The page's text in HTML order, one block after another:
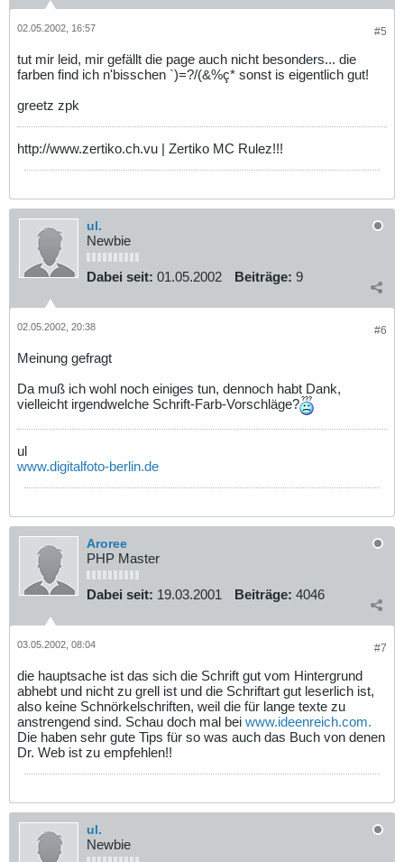
#5
02.05.2002, 16:57
tut mir leid, mir gefällt die page auch nicht besonders... die
farben find ich n'bisschen `)=?/(&%ç* sonst is eigentlich gut!
greetz zpk
http://www.zertiko.ch.vu | Zertiko MC Rulez!!!
ul.
Newbie
Dabei seit: 01.05.2002 Beiträge: 9
#6
02.05.2002, 20:38
Meinung gefragt
Da muß ich wohl noch einiges tun, dennoch habt Dank,
vielleicht irgendwelche Schrift-Farb-Vorschläge?
ul
www.digitalfoto-berlin.de
Aroree
PHP Master
Dabei seit: 19.03.2001 Beiträge: 4046
#7
03.05.2002, 08:04
die hauptsache ist das sich die Schrift gut vom Hintergrund
abhebt und nicht zu grell ist und die Schriftart gut leserlich ist,
also keine Schnörkelschriften, weil die für lange texte zu
anstrengend sind. Schau doch mal bei www.ideenreich.com.
Die haben sehr gute Tips für so was auch das Buch von denen
Dr. Web ist zu empfehlen!!
ul.
Newbie